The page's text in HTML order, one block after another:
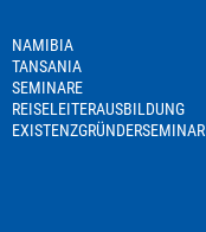
NAMIBIA
TANSANIA
SEMINARE
REISELEITERAUSBILDUNG
EXISTENZGRÜNDERSEMINAR